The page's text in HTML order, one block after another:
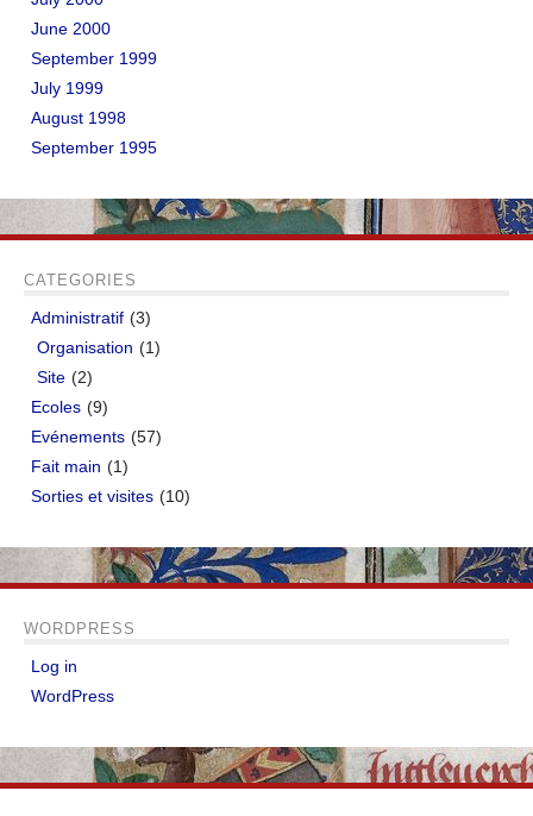
June 2000
September 1999
July 1999
August 1998
September 1995
CATEGORIES
Administratif (3)
Organisation (1)
Site (2)
Ecoles (9)
Evénements (57)
Fait main (1)
Sorties et visites (10)
WORDPRESS
Log in
WordPress